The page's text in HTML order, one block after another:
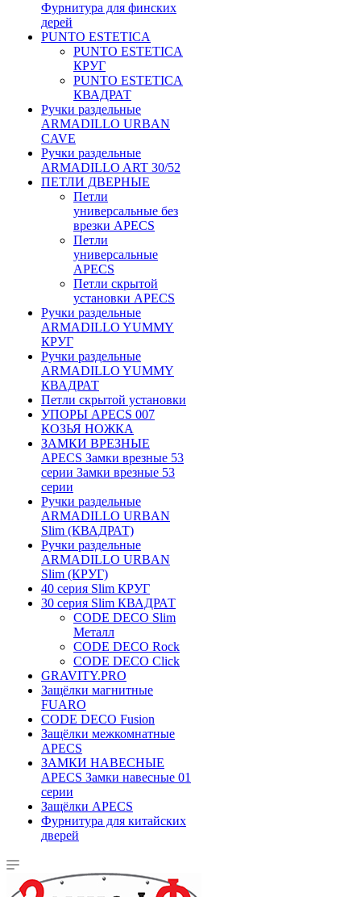
Фурнитура для финских
дерей
PUNTO ESTETICA
PUNTO ESTETICA
КРУГ
PUNTO ESTETICA
КВАДРАТ
Ручки раздельные
ARMADILLO URBAN
CAVE
Ручки раздельные
ARMADILLO ART 30/52
ПЕТЛИ ДВЕРНЫЕ
Петли
универсальные без
врезки APECS
Петли
универсальные
APECS
Петли скрытой
установки APECS
Ручки раздельные
ARMADILLO YUMMY
КРУГ
Ручки раздельные
ARMADILLO YUMMY
КВАДРАТ
Петли скрытой установки
УПОРЫ APECS 007
КОЗЬЯ НОЖКА
ЗАМКИ ВРЕЗНЫЕ
APECS Замки врезные 53
серии Замки врезные 53
серии
Ручки раздельные
ARMADILLO URBAN
Slim (КВАДРАТ)
Ручки раздельные
ARMADILLO URBAN
Slim (КРУГ)
40 серия Slim КРУГ
30 серия Slim КВАДРАТ
CODE DECO Slim
Металл
CODE DECO Rock
CODE DECO Click
GRAVITY.PRO
Защёлки магнитные
FUARO
CODE DECO Fusion
Защёлки межкомнатные
APECS
ЗАМКИ НАВЕСНЫЕ
APECS Замки навесные 01
серии
Защёлки APECS
Фурнитура для китайских
дверей